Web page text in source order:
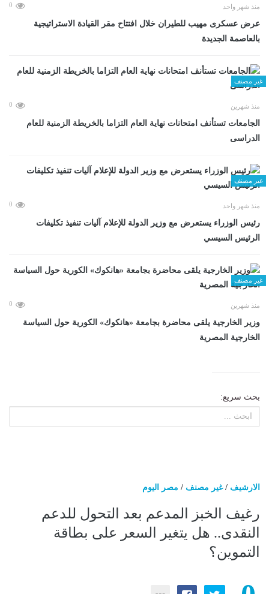
منذ شهر واحد 0
عرض عسكرى مهيب للطيران خلال افتتاح مقر القيادة الاستراتيجية
بالعاصمة الجديدة
غير مصنف
منذ شهرين 0
الجامعات تستأنف امتحانات نهاية العام التزاما بالخريطة الزمنية للعام
الدراسى
غير مصنف
منذ شهر واحد 0
رئيس الوزراء يستعرض مع وزير الدولة للإعلام آليات تنفيذ تكليفات
الرئيس السيسي
غير مصنف
منذ شهرين 0
وزير الخارجية يلقى محاضرة بجامعة «هانكوك» الكورية حول السياسة
الخارجية المصرية
بحث سريع:
الارشيف /غير مصنف / مصر اليوم
رغيف الخبز المدعم بعد التحول للدعم
النقدى.. هل يتغير السعر على بطاقة
التموين؟